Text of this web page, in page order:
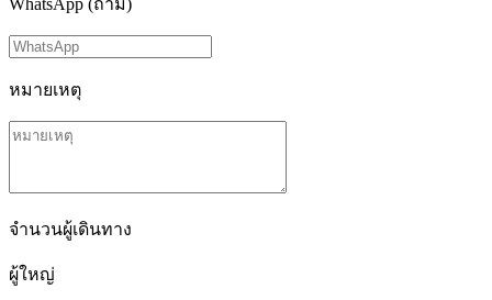
WhatsApp (ถ้ามี)
หมายเหตุ
จำนวนผู้เดินทาง
ผู้ใหญ่